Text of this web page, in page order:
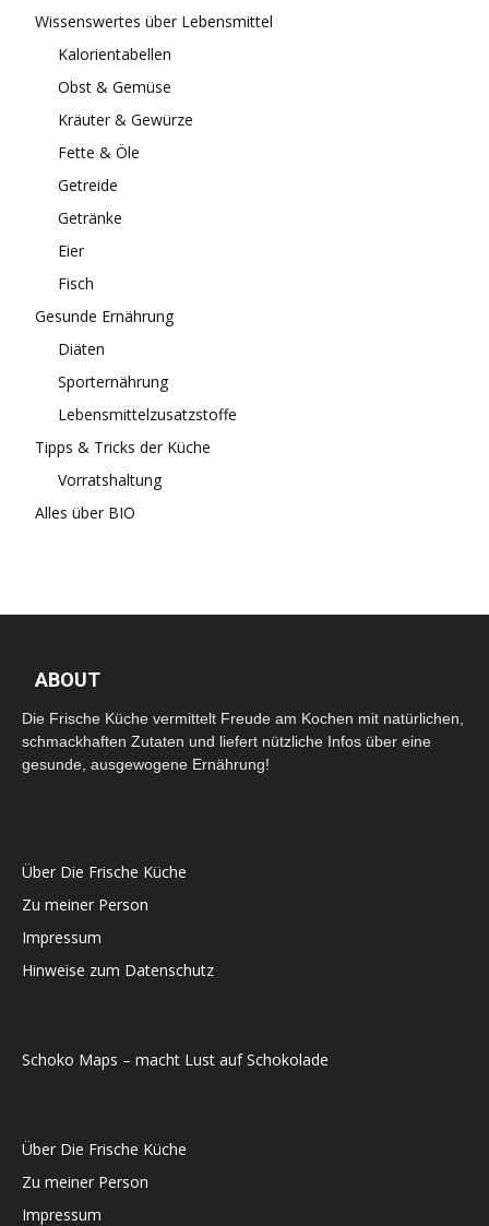
Wissenswertes über Lebensmittel
Kalorientabellen
Obst & Gemüse
Kräuter & Gewürze
Fette & Öle
Getreide
Getränke
Eier
Fisch
Gesunde Ernährung
Diäten
Sporternährung
Lebensmittelzusatzstoffe
Tipps & Tricks der Küche
Vorratshaltung
Alles über BIO
ABOUT
Die Frische Küche vermittelt Freude am Kochen mit natürlichen,
schmackhaften Zutaten und liefert nützliche Infos über eine
gesunde, ausgewogene Ernährung!
Über Die Frische Küche
Zu meiner Person
Impressum
Hinweise zum Datenschutz
Schoko Maps – macht Lust auf Schokolade
Über Die Frische Küche
Zu meiner Person
Impressum